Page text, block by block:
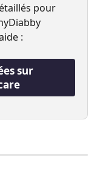
pour
:
sur